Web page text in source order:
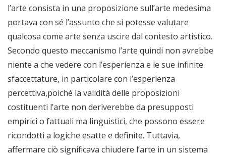
l’arte consista in una proposizione sull’arte medesima
portava con sé l’assunto che si potesse valutare
qualcosa come arte senza uscire dal contesto artistico.
Secondo questo meccanismo l’arte quindi non avrebbe
niente a che vedere con l’esperienza e le sue infinite
sfaccettature, in particolare con l’esperienza
percettiva,poiché la validità delle proposizioni
costituenti l’arte non deriverebbe da presupposti
empirici o fattuali ma linguistici, che possono essere
ricondotti a logiche esatte e definite. Tuttavia,
affermare ciò significava chiudere l’arte in un sistema